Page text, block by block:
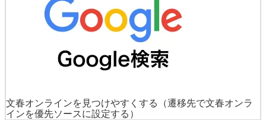
文春オンラインを見つけやすくする
（遷移先で文春オンラ
インを優先ソースに設定する）